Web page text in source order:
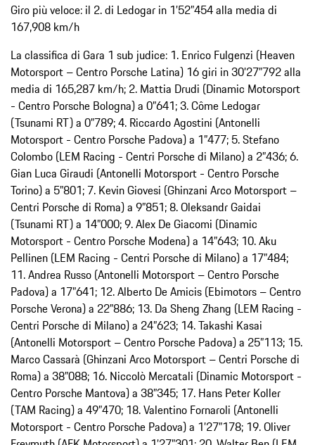
Giro più veloce: il 2. di Ledogar in 1’52”454 alla media di
167,908 km/h
La classifica di Gara 1 sub judice: 1. Enrico Fulgenzi (Heaven
Motorsport – Centro Porsche Latina) 16 giri in 30’27”792 alla
media di 165,287 km/h; 2. Mattia Drudi (Dinamic Motorsport
- Centro Porsche Bologna) a 0”641; 3. Côme Ledogar
(Tsunami RT) a 0”789; 4. Riccardo Agostini (Antonelli
Motorsport - Centro Porsche Padova) a 1”477; 5. Stefano
Colombo (LEM Racing - Centri Porsche di Milano) a 2”436; 6.
Gian Luca Giraudi (Antonelli Motorsport - Centro Porsche
Torino) a 5”801; 7. Kevin Giovesi (Ghinzani Arco Motorsport –
Centri Porsche di Roma) a 9”851; 8. Oleksandr Gaidai
(Tsunami RT) a 14”000; 9. Alex De Giacomi (Dinamic
Motorsport - Centro Porsche Modena) a 14”643; 10. Aku
Pellinen (LEM Racing - Centri Porsche di Milano) a 17”484;
11. Andrea Russo (Antonelli Motorsport – Centro Porsche
Padova) a 17”641; 12. Alberto De Amicis (Ebimotors – Centro
Porsche Verona) a 22”886; 13. Da Sheng Zhang (LEM Racing -
Centri Porsche di Milano) a 24”623; 14. Takashi Kasai
(Antonelli Motorsport – Centro Porsche Padova) a 25”113; 15.
Marco Cassarà (Ghinzani Arco Motorsport – Centri Porsche di
Roma) a 38”088; 16. Niccolò Mercatali (Dinamic Motorsport -
Centro Porsche Mantova) a 38”345; 17. Hans Peter Koller
(TAM Racing) a 49”470; 18. Valentino Fornaroli (Antonelli
Motorsport - Centro Porsche Padova) a 1’27”178; 19. Oliver